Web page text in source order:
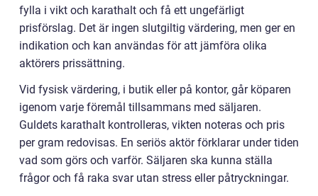
fylla i vikt och karathalt och få ett ungefärligt
prisförslag. Det är ingen slutgiltig värdering, men ger en
indikation och kan användas för att jämföra olika
aktörers prissättning.
Vid fysisk värdering, i butik eller på kontor, går köparen
igenom varje föremål tillsammans med säljaren.
Guldets karathalt kontrolleras, vikten noteras och pris
per gram redovisas. En seriös aktör förklarar under tiden
vad som görs och varför. Säljaren ska kunna ställa
frågor och få raka svar utan stress eller påtryckningar.